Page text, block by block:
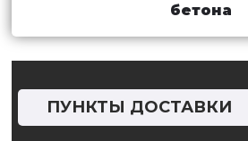
ПУНКТЫ ДОСТАВКИ
бетона